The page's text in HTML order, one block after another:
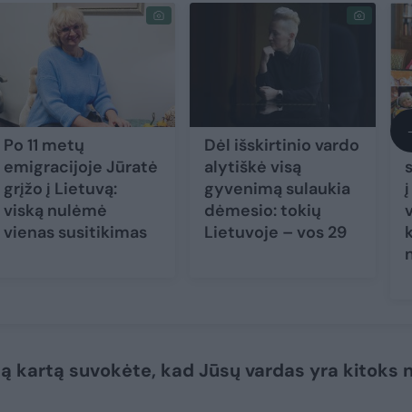
Po 11 metų
emigracijoje Jūratė
grįžo į Lietuvą:
viską nulėmė
vienas susitikimas
Dėl išskirtinio vardo
alytiškė visą
gyvenimą sulaukia
dėmesio: tokių
Lietuvoje – vos 29
kartą suvokėte, kad Jūsų vardas yra kitoks